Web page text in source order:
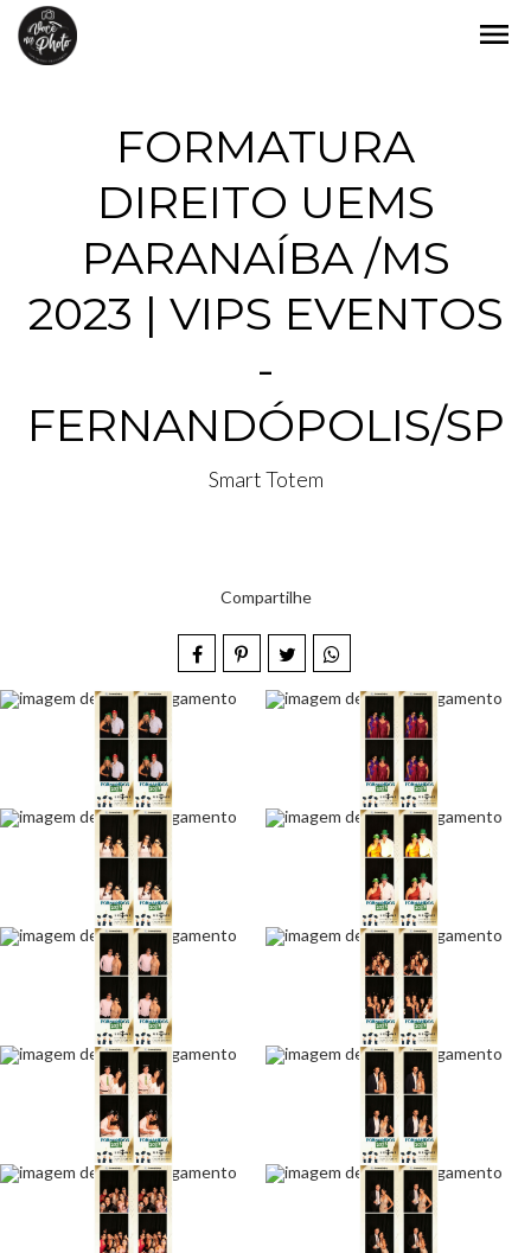
menu
FORMATURA
DIREITO UEMS
PARANAÍBA /MS
2023 | VIPS EVENTOS
-
FERNANDÓPOLIS/SP
Smart Totem
Compartilhe